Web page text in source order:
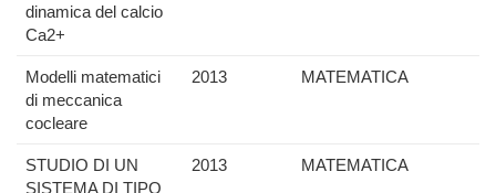
dinamica del calcio
Ca2+
Modelli matematici
di meccanica
cocleare
2013 MATEMATICA
STUDIO DI UN
SISTEMA DI TIPO
2013 MATEMATICA